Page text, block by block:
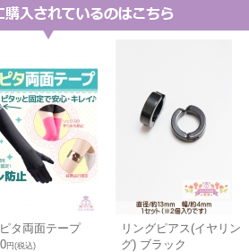
タ両面テープ
円(税込)
リングピアス(イヤリン
グ) ブラック